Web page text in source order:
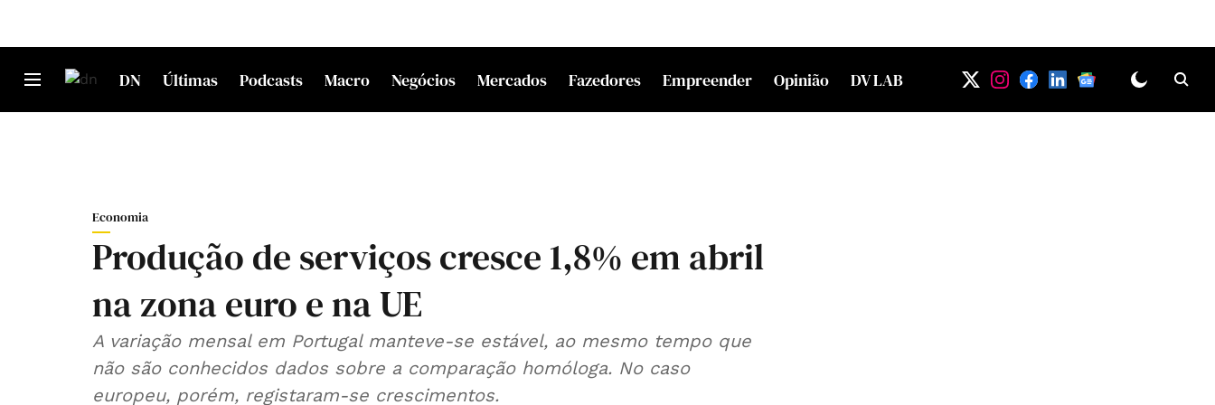
DN Últimas Podcasts Macro Negócios Mercados Fazedores Empreender Opinião DV LAB
Economia
Produção de serviços cresce 1,8% em abril
na zona euro e na UE
A variação mensal em Portugal manteve-se estável, ao mesmo tempo que
não são conhecidos dados sobre a comparação homóloga. No caso
europeu, porém, registaram-se crescimentos.